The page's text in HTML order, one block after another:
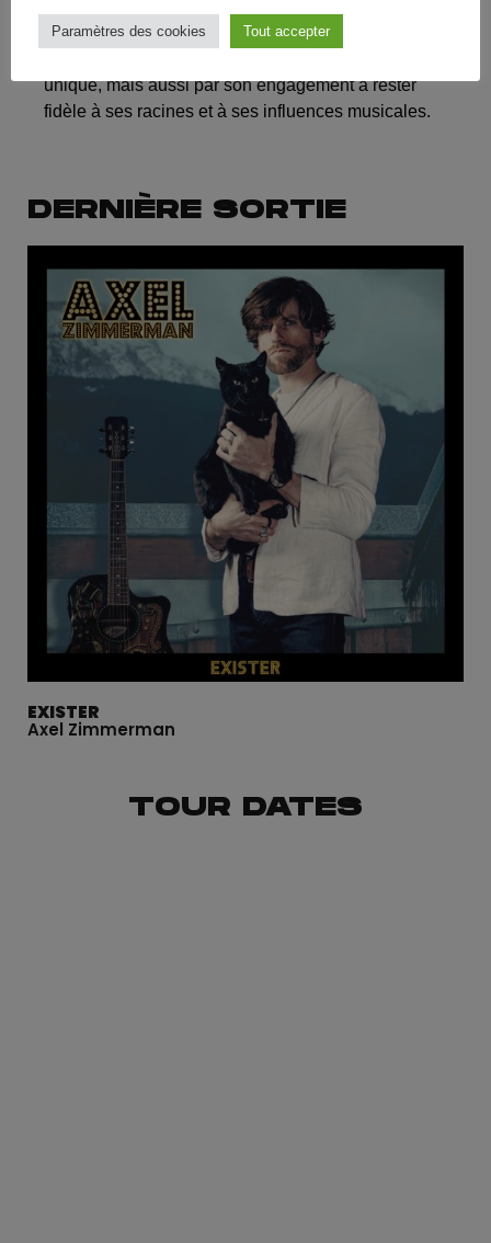
Zimmerman continue de se démarquer dans le
unique, mais aussi par son engagement à rester
fidèle à ses racines et à ses influences musicales.
DERNIÈRE SORTIE
EXISTER
Axel Zimmerman
TOUR DATES
Paramètres des cookies Tout accepter